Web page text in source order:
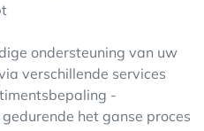
ondersteuning van uw
verschillende services
-
het ganse proces